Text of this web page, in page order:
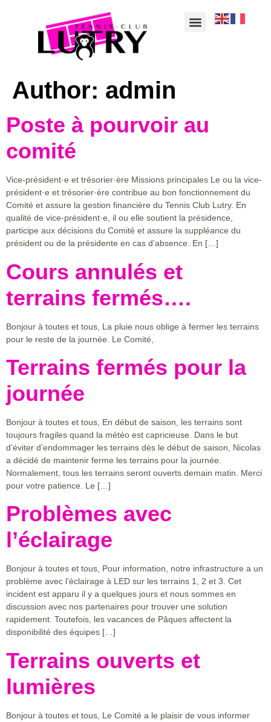
Author: admin
Poste à pourvoir au
comité
Vice-président·e et trésorier·ère Missions principales Le ou la vice-
président·e et trésorier·ère contribue au bon fonctionnement du
Comité et assure la gestion financière du Tennis Club Lutry. En
qualité de vice-président·e, il ou elle soutient la présidence,
participe aux décisions du Comité et assure la suppléance du
président ou de la présidente en cas d’absence. En […]
Cours annulés et
terrains fermés….
Bonjour à toutes et tous, La pluie nous oblige à fermer les terrains
pour le reste de la journée. Le Comité,
Terrains fermés pour la
journée
Bonjour à toutes et tous, En début de saison, les terrains sont
toujours fragiles quand la météo est capricieuse. Dans le but
d’éviter d’endommager les terrains dès le début de saison, Nicolas
a décidé de maintenir ferme les terrains pour la journée.
Normalement, tous les terrains seront ouverts demain matin. Merci
pour votre patience. Le […]
Problèmes avec
l’éclairage
Bonjour à toutes et tous, Pour information, notre infrastructure a un
problème avec l’éclairage à LED sur les terrains 1, 2 et 3. Cet
incident est apparu il y a quelques jours et nous sommes en
discussion avec nos partenaires pour trouver une solution
rapidement. Toutefois, les vacances de Pâques affectent la
disponibilité des équipes […]
Terrains ouverts et
lumières
Bonjour à toutes et tous, Le Comité a le plaisir de vous informer